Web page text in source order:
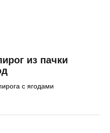
из пачки
с ягодами